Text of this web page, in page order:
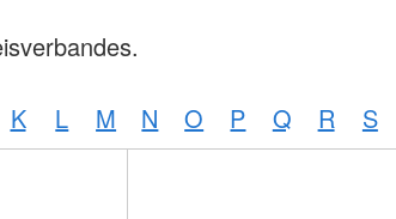
K L M N O P Q R S